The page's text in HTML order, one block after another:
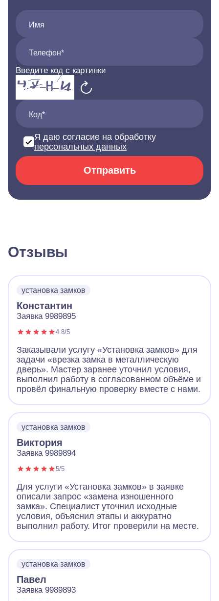
Имя
Телефон*
Введите код с картинки
Код*
Я даю согласие на обработку
персональных данных
Отправить
Отзывы
установка замков
Константин
Заявка 9989895
4.8/5
Заказывали услугу «Установка замков» для
задачи «врезка замка в металлическую
дверь». Мастер заранее уточнил условия,
выполнил работу в согласованном объёме и
провёл финальную проверку вместе с нами.
установка замков
Виктория
Заявка 9989894
5/5
Для услуги «Установка замков» в заявке
описали запрос «замена изношенного
замка». Специалист уточнил исходные
условия, объяснил этапы и аккуратно
выполнил работу. Итог проверили на месте.
установка замков
Павел
Заявка 9989893